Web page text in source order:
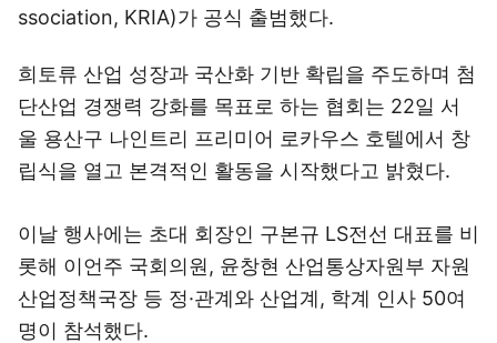
ssociation, KRIA)가 공식 출범했다.
희토류 산업 성장과 국산화 기반 확립을 주도하며 첨
단산업 경쟁력 강화를 목표로 하는 협회는 22일 서
울 용산구 나인트리 프리미어 로카우스 호텔에서 창
립식을 열고 본격적인 활동을 시작했다고 밝혔다.
이날 행사에는 초대 회장인 구본규 LS전선 대표를 비
롯해 이언주 국회의원, 윤창현 산업통상자원부 자원
산업정책국장 등 정·관계와 산업계, 학계 인사 50여
명이 참석했다.